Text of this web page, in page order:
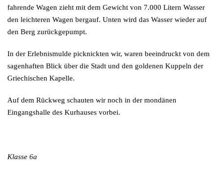
fahrende Wagen zieht mit dem Gewicht von 7.000 Litern Wasser
den leichteren Wagen bergauf. Unten wird das Wasser wieder auf
den Berg zurückgepumpt.
In der Erlebnismulde picknickten wir, waren beeindruckt von dem
sagenhaften Blick über die Stadt und den goldenen Kuppeln der
Griechischen Kapelle.
Auf dem Rückweg schauten wir noch in der mondänen
Eingangshalle des Kurhauses vorbei.
Klasse 6a